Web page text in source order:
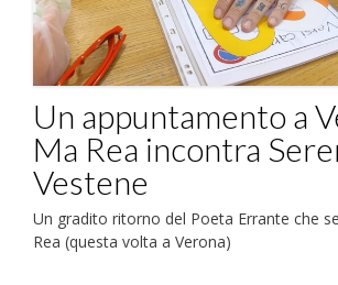
Un appuntamento a
Ma Rea incontra
Vestene
Un gradito ritorno del Poeta Errante che
Rea (questa volta a Verona)